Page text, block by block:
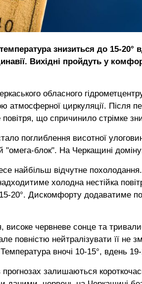
знизиться до 15-20°
Вихідні пройдуть у
обласного
атмосферної циркуляції. Після
повітря, що спричинило стрімке
поглиблення висотної
блок". На Черкащині
найбільш відчутне
холодна нестійка
20°. Дискомфорту додаватиме
високе червневе сонце та
повністю нейтралізувати її
вночі 10-15°, вдень 19-
залишаються